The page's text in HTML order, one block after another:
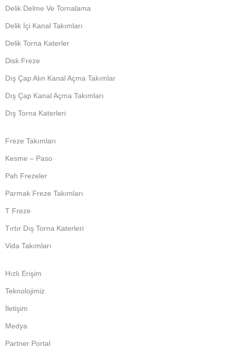
Delik Delme Ve Tornalama
Delik İçi Kanal Takımları
Delik Torna Katerler
Disk Freze
Dış Çap Alın Kanal Açma Takımlar
Dış Çap Kanal Açma Takımları
Dış Torna Katerleri
Freze Takımları
Kesme – Paso
Pah Frezeler
Parmak Freze Takımları
T Freze
Tırtır Dış Torna Katerleri
Vida Takımları
Hızlı Erişim
Teknolojimiz
İletişim
Medya
Partner Portal